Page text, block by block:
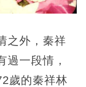
之外，秦祥
過一段情，
歲的秦祥林